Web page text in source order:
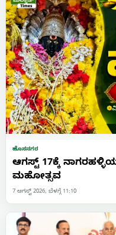
ಹೊಸನಗರ
ಆಗಸ್ಟ್ 17ಕ್ಕೆ
ಮಹೋತ್ಸವ
7 ಆಗಸ್ಟ್ 2026, ಬೆಳಗ್ಗೆ 11:10